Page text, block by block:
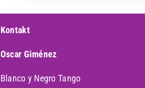
Kontakt
Oscar Giménez
Blanco y Negro Tango